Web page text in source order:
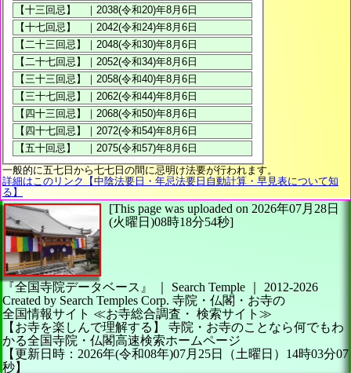
一般的に五七日から七七日の間に忌明け法要が行われます。
詳細はこのリンク【中陰法要日・年忌法要日自動計算・早見表について知
る】
[This page was uploaded on 2026年07月28日
(火曜日)08時18分54秒]
『全国寺院データベース』 ｜ Search Temple
2012-2026
Created by Search Temples Corp. 寺院・仏閣・お寺の
全国情報サイト ≪お寺総合調査・ 検索サイト≫
【お寺を楽しんで理解する】
寺院・お寺のことなら何でもわ
かる全国寺院・仏閣高速検索ホームページ
【更新日時：2026年(令和08年)07月25日（土曜日）14時03分07
秒】